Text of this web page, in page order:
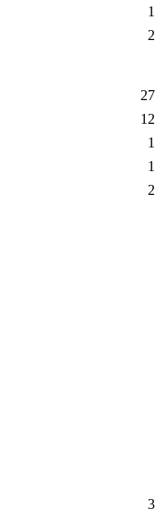
1
2
27
12
1
1
2
3